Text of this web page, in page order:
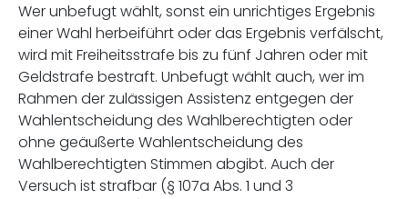
Wer unbefugt wählt, sonst ein unrichtiges Ergebnis
einer Wahl herbeiführt oder das Ergebnis verfälscht,
wird mit Freiheitsstrafe bis zu fünf Jahren oder mit
Geldstrafe bestraft. Unbefugt wählt auch, wer im
Rahmen der zulässigen Assistenz entgegen der
Wahlentscheidung des Wahlberechtigten oder
ohne geäußerte Wahlentscheidung des
Wahlberechtigten Stimmen abgibt. Auch der
Versuch ist strafbar (§ 107a Abs. 1 und 3